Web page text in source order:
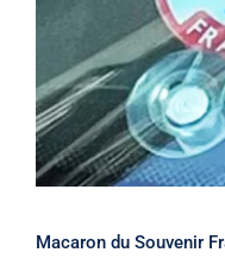
Macaron du Souvenir